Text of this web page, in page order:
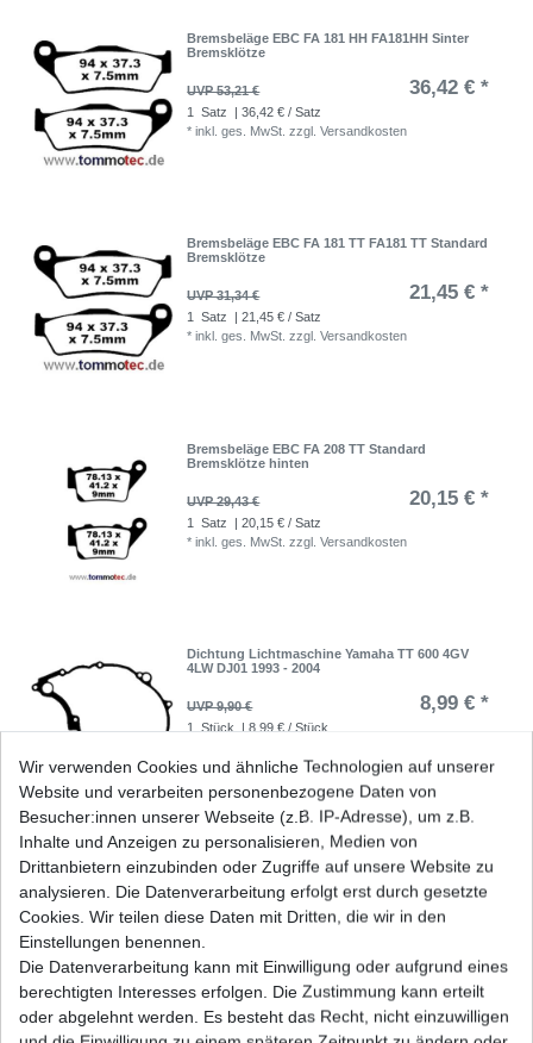
Bremsbeläge EBC FA 181 HH FA181HH Sinter
Bremsklötze
UVP 53,21 € 36,42 € *
1 Satz
| 36,42 € / Satz
*inkl. ges. MwSt. zzgl.Versandkosten
Bremsbeläge EBC FA 181 TT FA181 TT Standard
Bremsklötze
UVP 31,34 € 21,45 € *
1 Satz
| 21,45 € / Satz
*inkl. ges. MwSt. zzgl.Versandkosten
Bremsbeläge EBC FA 208 TT Standard
Bremsklötze hinten
UVP 29,43 € 20,15 € *
1 Satz
| 20,15 € / Satz
*inkl. ges. MwSt. zzgl.Versandkosten
Dichtung Lichtmaschine Yamaha TT 600 4GV
4LW DJ01 1993 - 2004
UVP 9,90 € 8,99 € *
1 Stück
| 8,99 € / Stück
DID Kettensatz Yamaha TT 600 E 4GV 4LW 1994-
1998 520 Standard B&S 4L
UVP 83,65 € 66,39 € *
*inkl. ges. MwSt.
Wir verwenden Cookies und ähnliche Technologien auf unserer
Website und verarbeiten personenbezogene Daten von
Besucher:innen unserer Webseite (z.B. IP-Adresse), um z.B.
Inhalte und Anzeigen zu personalisieren, Medien von
Drittanbietern einzubinden oder Zugriffe auf unsere Website zu
analysieren. Die Datenverarbeitung erfolgt erst durch gesetzte
Cookies. Wir teilen diese Daten mit Dritten, die wir in den
Einstellungen benennen.
Die Datenverarbeitung kann mit Einwilligung oder aufgrund eines
berechtigten Interesses erfolgen. Die Zustimmung kann erteilt
oder abgelehnt werden. Es besteht das Recht, nicht einzuwilligen